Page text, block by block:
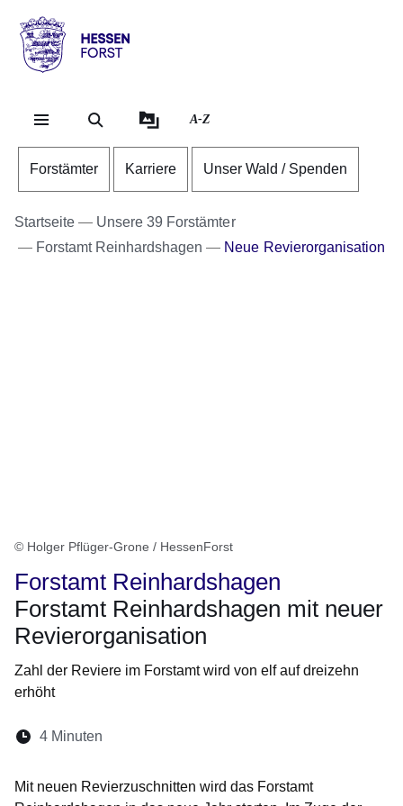
Hessen
Forst
A-Z
Forstämter Karriere Unser Wald / Spenden
Startseite
Unsere 39 Forstämter
Forstamt Reinhardshagen
Neue Revierorganisation
© Holger Pflüger-Grone / HessenForst
Forstamt Reinhardshagen
Forstamt Reinhardshagen mit neuer
Revierorganisation
Zahl der Reviere im Forstamt wird von elf auf dreizehn
erhöht
Lesedauer:
4 Minuten
Mit neuen Revierzuschnitten wird das Forstamt